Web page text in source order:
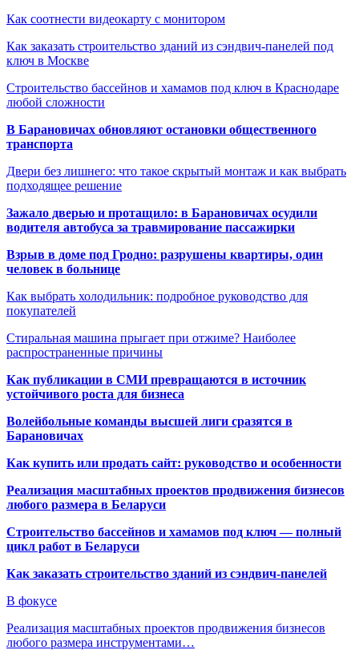
Как соотнести видеокарту с монитором
Как заказать строительство зданий из сэндвич-панелей под
ключ в Москве
Строительство бассейнов и хамамов под ключ в Краснодаре
любой сложности
В Барановичах обновляют остановки общественного
транспорта
Двери без лишнего: что такое скрытый монтаж и как выбрать
подходящее решение
Зажало дверью и протащило: в Барановичах осудили
водителя автобуса за травмирование пассажирки
Взрыв в доме под Гродно: разрушены квартиры, один
человек в больнице
Как выбрать холодильник: подробное руководство для
покупателей
Стиральная машина прыгает при отжиме? Наиболее
распространенные причины
Как публикации в СМИ превращаются в источник
устойчивого роста для бизнеса
Волейбольные команды высшей лиги сразятся в
Барановичах
Как купить или продать сайт: руководство и особенности
Реализация масштабных проектов продвижения бизнесов
любого размера в Беларуси
Строительство бассейнов и хамамов под ключ — полный
цикл работ в Беларуси
Как заказать строительство зданий из сэндвич-панелей
В фокусе
Реализация масштабных проектов продвижения бизнесов
любого размера инструментами…